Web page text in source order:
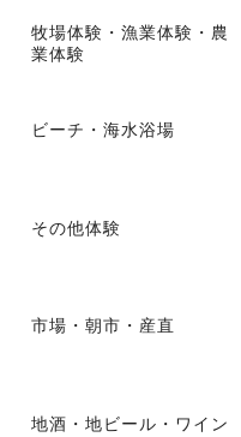
牧場体験・漁業体験・農
業体験
ビーチ・海水浴場
その他体験
市場・朝市・産直
地酒・地ビール・ワイン